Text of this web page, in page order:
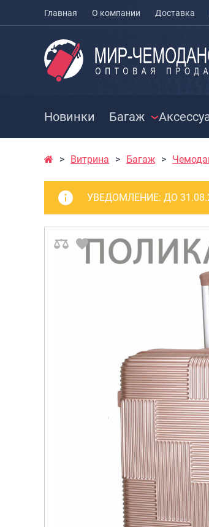
Главная О компании Доставка
Новинки Багаж
Чемоданы на
Чемоданы для
животных
Пилоты на
Рюкзаки
детских
Витрина Багаж
УВЕДОМЛЕНИЕ: ДО